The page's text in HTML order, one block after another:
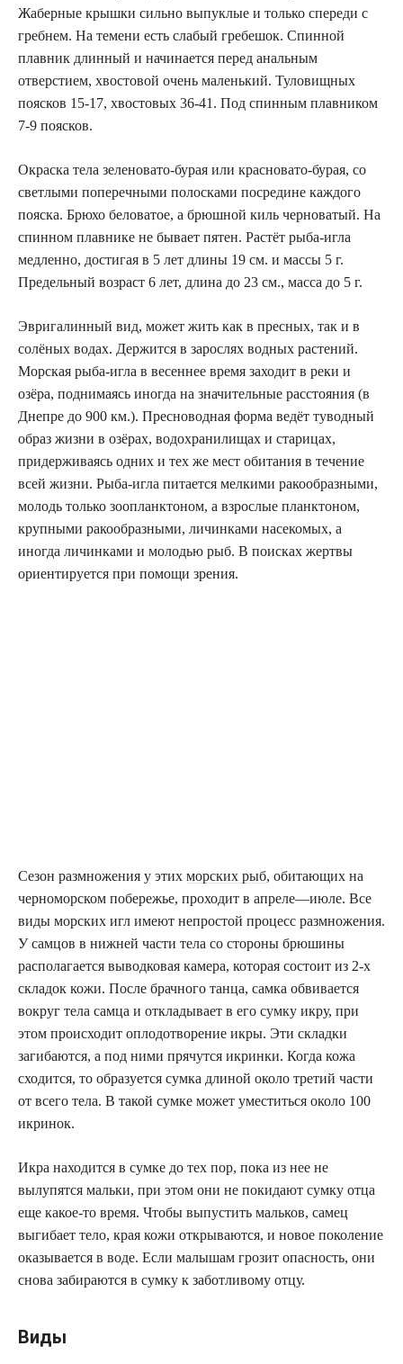
Жаберные крышки сильно выпуклые и только спереди с
гребнем. На темени есть слабый гребешок. Спинной
плавник длинный и начинается перед анальным
отверстием, хвостовой очень маленький. Туловищных
поясков 15-17, хвостовых 36-41. Под спинным плавником
7-9 поясков.
Окраска тела зеленовато-бурая или красновато-бурая, со
светлыми поперечными полосками посредине каждого
пояска. Брюхо беловатое, а брюшной киль черноватый. На
спинном плавнике не бывает пятен. Растёт рыба-игла
медленно, достигая в 5 лет длины 19 см. и массы 5 г.
Предельный возраст 6 лет, длина до 23 см., масса до 5 г.
Эвригалинный вид, может жить как в пресных, так и в
солёных водах. Держится в зарослях водных растений.
Морская рыба-игла в весеннее время заходит в реки и
озёра, поднимаясь иногда на значительные расстояния (в
Днепре до 900 км.). Пресноводная форма ведёт туводный
образ жизни в озёрах, водохранилищах и старицах,
придерживаясь одних и тех же мест обитания в течение
всей жизни. Рыба-игла питается мелкими ракообразными,
молодь только зоопланктоном, а взрослые планктоном,
крупными ракообразными, личинками насекомых, а
иногда личинками и молодью рыб. В поисках жертвы
ориентируется при помощи зрения.
Сезон размножения у этих морских рыб, обитающих на
черноморском побережье, проходит в апреле—июле. Все
виды морских игл имеют непростой процесс размножения.
У самцов в нижней части тела со стороны брюшины
располагается выводковая камера, которая состоит из 2-х
складок кожи. После брачного танца, самка обвивается
вокруг тела самца и откладывает в его сумку икру, при
этом происходит оплодотворение икры. Эти складки
загибаются, а под ними прячутся икринки. Когда кожа
сходится, то образуется сумка длиной около третий части
от всего тела. В такой сумке может уместиться около 100
икринок.
Икра находится в сумке до тех пор, пока из нее не
вылупятся мальки, при этом они не покидают сумку отца
еще какое-то время. Чтобы выпустить мальков, самец
выгибает тело, края кожи открываются, и новое поколение
оказывается в воде. Если малышам грозит опасность, они
снова забираются в сумку к заботливому отцу.
Виды